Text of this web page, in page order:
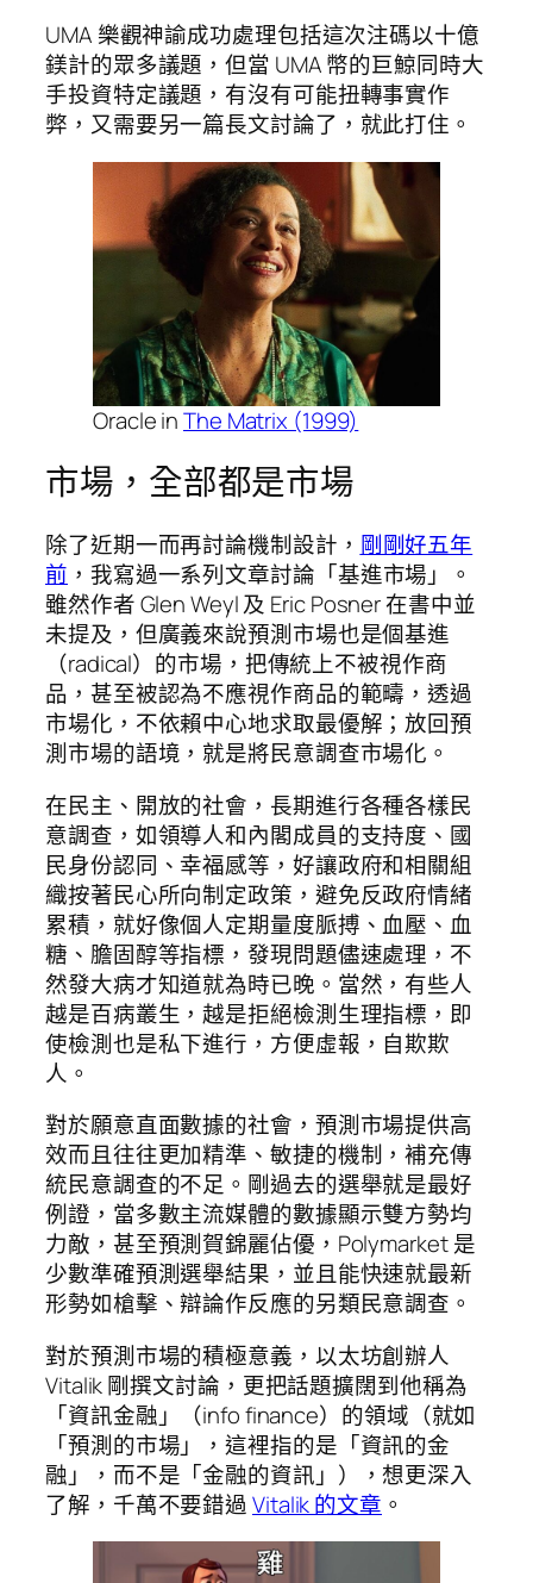
UMA 樂觀神諭成功處理包括這次注碼以十億
鎂計的眾多議題，但當 UMA 幣的巨鯨同時大
手投資特定議題，有沒有可能扭轉事實作
弊，又需要另一篇長文討論了，就此打住。
Oracle inThe Matrix (1999)
市場，全部都是市場
除了近期一而再討論機制設計， 剛剛好五年
前 ，我寫過一系列文章討論「基進市場」。
雖然作者 Glen Weyl 及 Eric Posner 在書中並
未提及，但廣義來說預測市場也是個基進
（radical）的市場，把傳統上不被視作商
品，甚至被認為不應視作商品的範疇，透過
市場化，不依賴中心地求取最優解；放回預
測市場的語境，就是將民意調查市場化。
在民主、開放的社會，長期進行各種各樣民
意調查，如領導人和內閣成員的支持度、國
民身份認同、幸福感等，好讓政府和相關組
織按著民心所向制定政策，避免反政府情緒
累積，就好像個人定期量度脈搏、血壓、血
糖、膽固醇等指標，發現問題儘速處理，不
然發大病才知道就為時已晚。當然，有些人
越是百病叢生，越是拒絕檢測生理指標，即
使檢測也是私下進行，方便虛報，自欺欺
人。
對於願意直面數據的社會，預測市場提供高
效而且往往更加精準、敏捷的機制，補充傳
統民意調查的不足。剛過去的選舉就是最好
例證，當多數主流媒體的數據顯示雙方勢均
力敵，甚至預測賀錦麗佔優，Polymarket 是
少數準確預測選舉結果，並且能快速就最新
形勢如槍擊、辯論作反應的另類民意調查。
對於預測市場的積極意義，以太坊創辦人
Vitalik 剛撰文討論，更把話題擴闊到他稱為
「資訊金融」（info finance）的領域（就如
「預測的市場」，這裡指的是「資訊的金
融」，而不是「金融的資訊」），想更深入
了解，千萬不要錯過Vitalik 的文章 。